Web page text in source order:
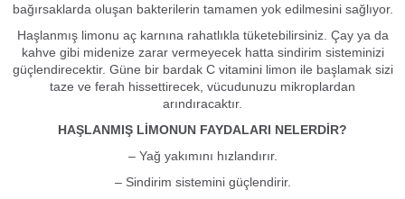
bağırsaklarda oluşan bakterilerin tamamen yok edilmesini sağlıyor.
Haşlanmış limonu aç karnına rahatlıkla tüketebilirsiniz. Çay ya da
kahve gibi midenize zarar vermeyecek hatta sindirim sisteminizi
güçlendirecektir. Güne bir bardak C vitamini limon ile başlamak sizi
taze ve ferah hissettirecek, vücudunuzu mikroplardan
arındıracaktır.
HAŞLANMIŞ LİMONUN FAYDALARI NELERDİR?
– Yağ yakımını hızlandırır.
– Sindirim sistemini güçlendirir.